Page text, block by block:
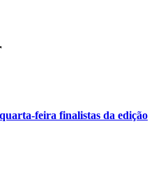
feira finalistas da edição